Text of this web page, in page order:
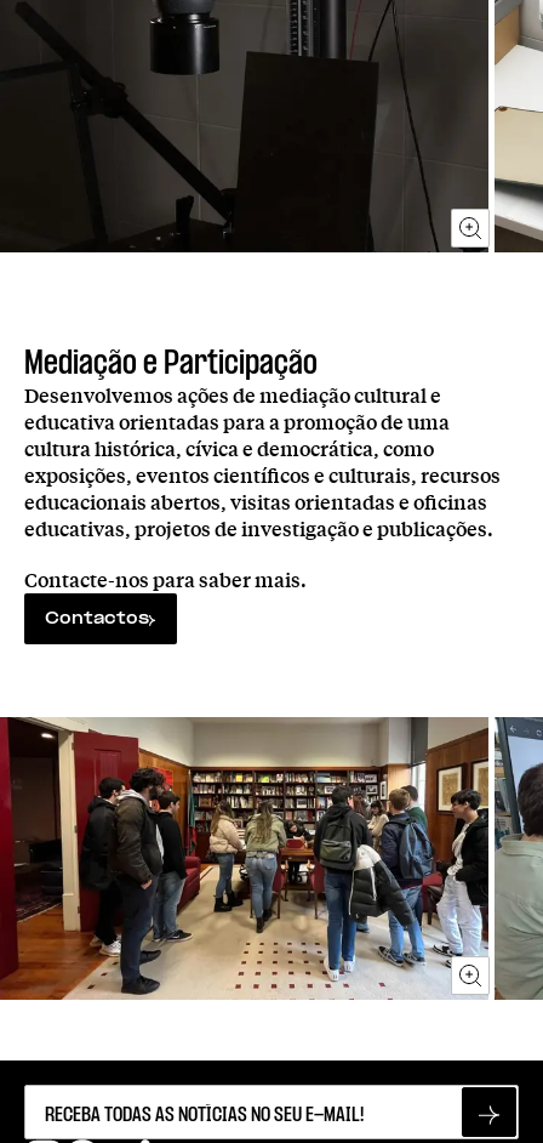
Mediação e Participação
Desenvolvemos ações de mediação cultural e
educativa orientadas para a promoção de uma
cultura histórica, cívica e democrática, como
exposições, eventos científicos e culturais, recursos
educacionais abertos, visitas orientadas e oficinas
educativas, projetos de investigação e publicações.
Contacte-nos para saber mais.
Contactos